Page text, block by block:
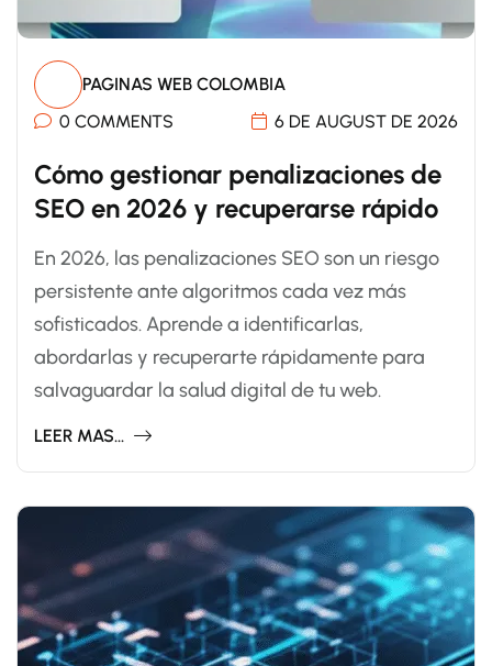
PAGINAS WEB COLOMBIA
0 COMMENTS
6 DE AUGUST DE 2026
Cómo gestionar penalizaciones de
SEO en 2026 y recuperarse rápido
En 2026, las penalizaciones SEO son un riesgo
persistente ante algoritmos cada vez más
sofisticados. Aprende a identificarlas,
abordarlas y recuperarte rápidamente para
salvaguardar la salud digital de tu web.
LEER MAS...